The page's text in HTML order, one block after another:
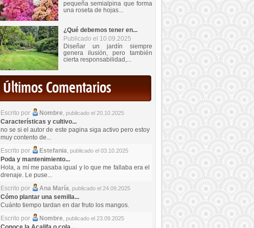
pequeña semialpina que forma
una roseta de hojas...
¿Qué debemos tener en...
Publicado el 10.09.2025
Diseñar un jardín siempre
genera ilusión, pero también
cierta responsabilidad,...
Últimos Comentarios
Escrito por Nombre, publicado el 20.10.2025
Características y cultivo...
no se si el autor de este pagina siga activo pero estoy
muy contento de...
Escrito por
Estefania, publicado el 03.10.2025
Poda y mantenimiento...
Hola, a mí me pasaba igual y lo que me fallaba era el
drenaje. Le puse...
Escrito por
Ana María, publicado el 24.09.2025
Cómo plantar una semilla...
Cuánto tiempo tardan en dar fruto los mangos.
Escrito por
Nombre, publicado el 23.09.2025